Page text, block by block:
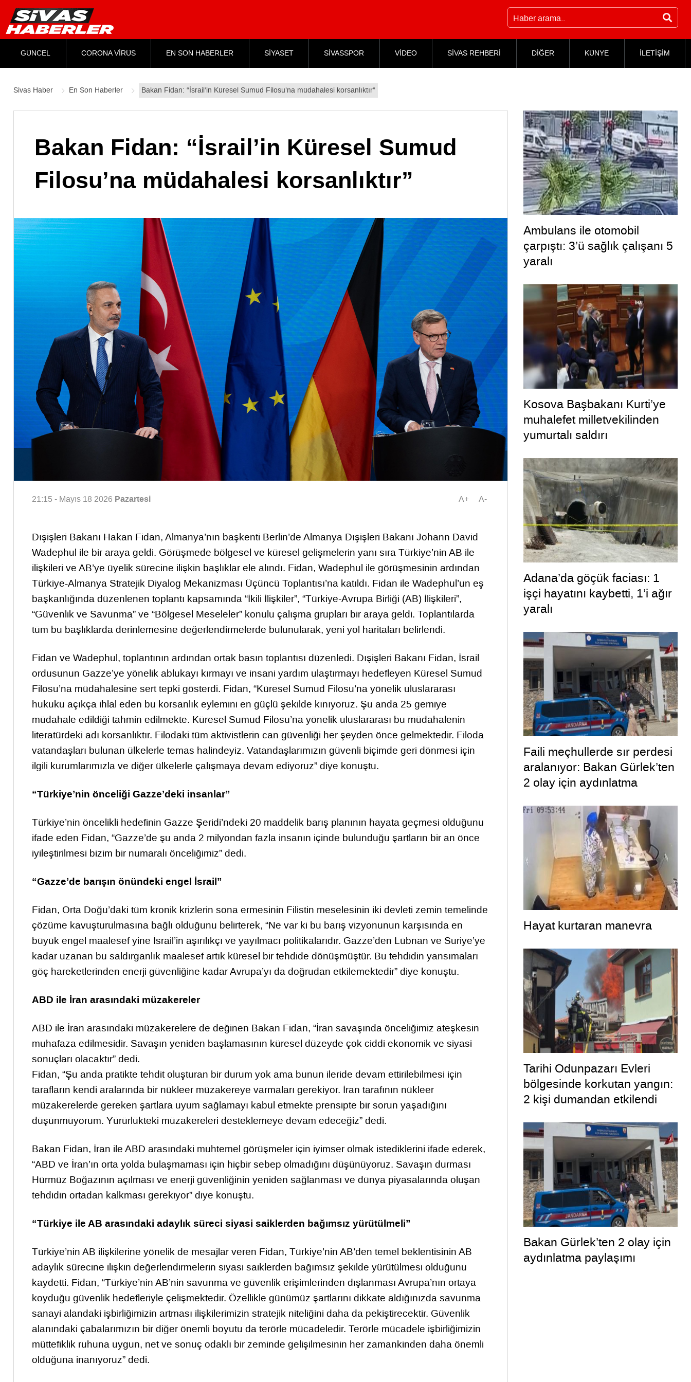
GÜNCEL CORONA VİRÜS EN SON HABERLER SİYASET SİVASSPOR VİDEO SİVAS REHBERİ DİĞER KÜNYE İLETİŞİM
Sivas Haber En Son Haberler Bakan Fidan: “İsrail’in Küresel Sumud Filosu’na müdahalesi korsanlıktır”
Bakan Fidan: “İsrail’in Küresel Sumud
Filosu’na müdahalesi korsanlıktır”
21:15 - Mayıs 18 2026 Pazartesi A+ A-
Dışişleri Bakanı Hakan Fidan, Almanya’nın başkenti Berlin’de Almanya Dışişleri Bakanı Johann David
Wadephul ile bir araya geldi. Görüşmede bölgesel ve küresel gelişmelerin yanı sıra Türkiye’nin AB ile
ilişkileri ve AB’ye üyelik sürecine ilişkin başlıklar ele alındı. Fidan, Wadephul ile görüşmesinin ardından
Türkiye-Almanya Stratejik Diyalog Mekanizması Üçüncü Toplantısı’na katıldı. Fidan ile Wadephul’un eş
başkanlığında düzenlenen toplantı kapsamında “İkili İlişkiler”, “Türkiye-Avrupa Birliği (AB) İlişkileri”,
“Güvenlik ve Savunma” ve “Bölgesel Meseleler” konulu çalışma grupları bir araya geldi. Toplantılarda
tüm bu başlıklarda derinlemesine değerlendirmelerde bulunularak, yeni yol haritaları belirlendi.
Fidan ve Wadephul, toplantının ardından ortak basın toplantısı düzenledi. Dışişleri Bakanı Fidan, İsrail
ordusunun Gazze’ye yönelik ablukayı kırmayı ve insani yardım ulaştırmayı hedefleyen Küresel Sumud
Filosu’na müdahalesine sert tepki gösterdi. Fidan, “Küresel Sumud Filosu’na yönelik uluslararası
hukuku açıkça ihlal eden bu korsanlık eylemini en güçlü şekilde kınıyoruz. Şu anda 25 gemiye
müdahale edildiği tahmin edilmekte. Küresel Sumud Filosu’na yönelik uluslararası bu müdahalenin
literatürdeki adı korsanlıktır. Filodaki tüm aktivistlerin can güvenliği her şeyden önce gelmektedir. Filoda
vatandaşları bulunan ülkelerle temas halindeyiz. Vatandaşlarımızın güvenli biçimde geri dönmesi için
ilgili kurumlarımızla ve diğer ülkelerle çalışmaya devam ediyoruz” diye konuştu.
“Türkiye’nin önceliği Gazze’deki insanlar”
Türkiye’nin öncelikli hedefinin Gazze Şeridi’ndeki 20 maddelik barış planının hayata geçmesi olduğunu
ifade eden Fidan, “Gazze’de şu anda 2 milyondan fazla insanın içinde bulunduğu şartların bir an önce
iyileştirilmesi bizim bir numaralı önceliğimiz” dedi.
“Gazze’de barışın önündeki engel İsrail”
Fidan, Orta Doğu’daki tüm kronik krizlerin sona ermesinin Filistin meselesinin iki devleti zemin temelinde
çözüme kavuşturulmasına bağlı olduğunu belirterek, “Ne var ki bu barış vizyonunun karşısında en
büyük engel maalesef yine İsrail’in aşırılıkçı ve yayılmacı politikalarıdır. Gazze’den Lübnan ve Suriye’ye
kadar uzanan bu saldırganlık maalesef artık küresel bir tehdide dönüşmüştür. Bu tehdidin yansımaları
göç hareketlerinden enerji güvenliğine kadar Avrupa’yı da doğrudan etkilemektedir” diye konuştu.
ABD ile İran arasındaki müzakereler
ABD ile İran arasındaki müzakerelere de değinen Bakan Fidan, “İran savaşında önceliğimiz ateşkesin
muhafaza edilmesidir. Savaşın yeniden başlamasının küresel düzeyde çok ciddi ekonomik ve siyasi
sonuçları olacaktır” dedi.
Fidan, “Şu anda pratikte tehdit oluşturan bir durum yok ama bunun ileride devam ettirilebilmesi için
tarafların kendi aralarında bir nükleer müzakereye varmaları gerekiyor. İran tarafının nükleer
müzakerelerde gereken şartlara uyum sağlamayı kabul etmekte prensipte bir sorun yaşadığını
düşünmüyorum. Yürürlükteki müzakereleri desteklemeye devam edeceğiz” dedi.
Bakan Fidan, İran ile ABD arasındaki muhtemel görüşmeler için iyimser olmak istediklerini ifade ederek,
“ABD ve İran’ın orta yolda bulaşmaması için hiçbir sebep olmadığını düşünüyoruz. Savaşın durması
Hürmüz Boğazının açılması ve enerji güvenliğinin yeniden sağlanması ve dünya piyasalarında oluşan
tehdidin ortadan kalkması gerekiyor” diye konuştu.
“Türkiye ile AB arasındaki adaylık süreci siyasi saiklerden bağımsız yürütülmeli”
Türkiye’nin AB ilişkilerine yönelik de mesajlar veren Fidan, Türkiye’nin AB’den temel beklentisinin AB
adaylık sürecine ilişkin değerlendirmelerin siyasi saiklerden bağımsız şekilde yürütülmesi olduğunu
kaydetti. Fidan, “Türkiye’nin AB’nin savunma ve güvenlik erişimlerinden dışlanması Avrupa’nın ortaya
koyduğu güvenlik hedefleriyle çelişmektedir. Özellikle günümüz şartlarını dikkate aldığınızda savunma
sanayi alandaki işbirliğimizin artması ilişkilerimizin stratejik niteliğini daha da pekiştirecektir. Güvenlik
alanındaki çabalarımızın bir diğer önemli boyutu da terörle mücadeledir. Terörle mücadele işbirliğimizin
müttefiklik ruhuna uygun, net ve sonuç odaklı bir zeminde gelişilmesinin her zamankinden daha önemli
olduğuna inanıyoruz” dedi.
Ambulans ile otomobil
çarpıştı: 3’ü sağlık çalışanı 5
yaralı
Kosova Başbakanı Kurti’ye
muhalefet milletvekilinden
yumurtalı saldırı
Adana’da göçük faciası: 1
işçi hayatını kaybetti, 1’i ağır
yaralı
Faili meçhullerde sır perdesi
aralanıyor: Bakan Gürlek’ten
2 olay için aydınlatma
Hayat kurtaran manevra
Tarihi Odunpazarı Evleri
bölgesinde korkutan yangın:
2 kişi dumandan etkilendi
Bakan Gürlek’ten 2 olay için
aydınlatma paylaşımı